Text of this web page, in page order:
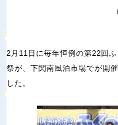
2月11日に毎年恒例の第22回
祭が、下関南風泊市場でが開
した。